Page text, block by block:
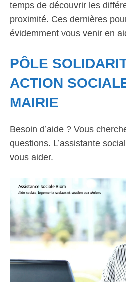
temps de découvrir les
proximité. Ces dernières
évidemment vous venir en
PÔLE
ACTION
MAIRIE
Besoin d’aide ? Vous
questions. L’assistante
vous aider.